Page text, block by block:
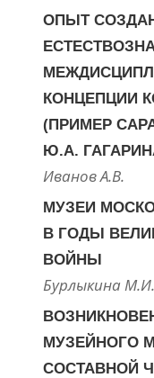
ОПЫТ
КОНЦЕПЦИИ
(ПРИМЕР
Ю.А.
Иванов А.В.
МУЗЕИ
В ГОДЫ
ВОЙНЫ
Бурлыкина М.И.
МУЗЕЙНОГО
СОСТАВНОЙ